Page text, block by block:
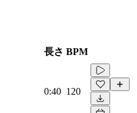
長さ BPM
0:40 120